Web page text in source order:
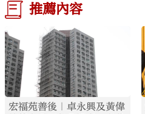
推薦內容
宏福苑善後｜卓永興及黃偉